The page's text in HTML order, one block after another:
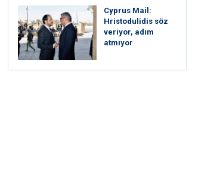
⁠Cyprus Mail:
Hristodulidis söz
veriyor, adım
atmıyor